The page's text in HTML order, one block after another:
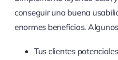
conseguir una buena
enormes beneficios.
Tus clientes